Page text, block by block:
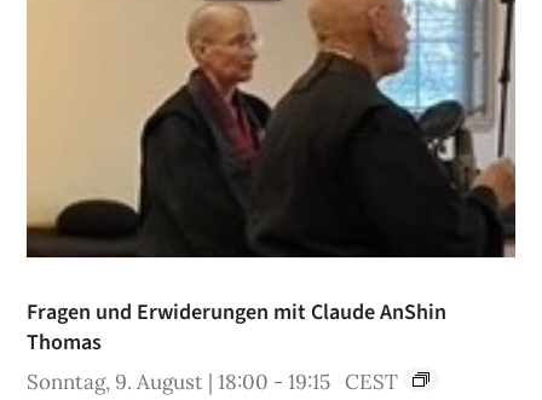
Fragen und Erwiderungen mit Claude AnShin
Thomas
Sonntag, 9. August | 18:00 -19:15 CEST